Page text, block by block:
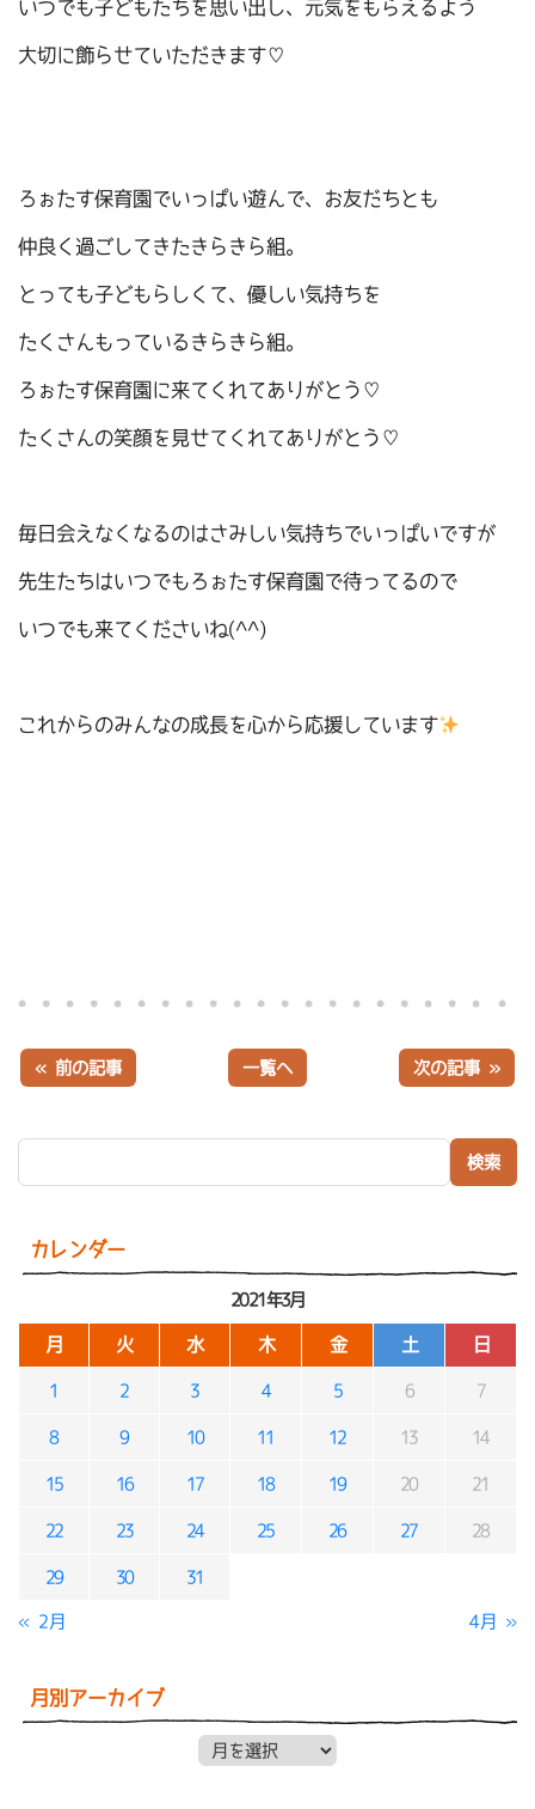
カレンダー
2021年3月
月 火 水 木 金 土 日
1 2 3 4 5 6 7
8 9 10 11 12 13 14
15 16 17 18 19 20 21
22 23 24 25 26 27 28
29 30 31
« 2月 4月 »
月別アーカイブ
いつでも子どもたちを思い出し、元気をもらえるよう
大切に飾らせていただきます♡
ろぉたす保育園でいっぱい遊んで、お友だちとも
仲良く過ごしてきたきらきら組。
とっても子どもらしくて、優しい気持ちを
たくさんもっているきらきら組。
ろぉたす保育園に来てくれてありがとう♡
たくさんの笑顔を見せてくれてありがとう♡
毎日会えなくなるのはさみしい気持ちでいっぱいですが
先生たちはいつでもろぉたす保育園で待ってるので
いつでも来てくださいね(^^)
これからのみんなの成長を心から応援しています
« 前の記事 一覧へ 次の記事 »